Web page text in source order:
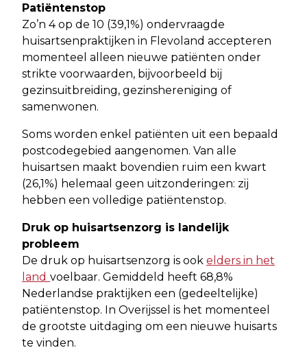
Patiëntenstop
Zo’n 4 op de 10 (39,1%) ondervraagde
huisartsenpraktijken in Flevoland accepteren
momenteel alleen nieuwe patiënten onder
strikte voorwaarden, bijvoorbeeld bij
gezinsuitbreiding, gezinshereniging of
samenwonen.
Soms worden enkel patiënten uit een bepaald
postcodegebied aangenomen. Van alle
huisartsen maakt bovendien ruim een kwart
(26,1%) helemaal geen uitzonderingen: zij
hebben een volledige patiëntenstop.
Druk op huisartsenzorg is landelijk
probleem
De druk op huisartsenzorg is ook elders in het
land voelbaar. Gemiddeld heeft 68,8%
Nederlandse praktijken een (gedeeltelijke)
patiëntenstop. In Overijssel is het momenteel
de grootste uitdaging om een nieuwe huisarts
te vinden.